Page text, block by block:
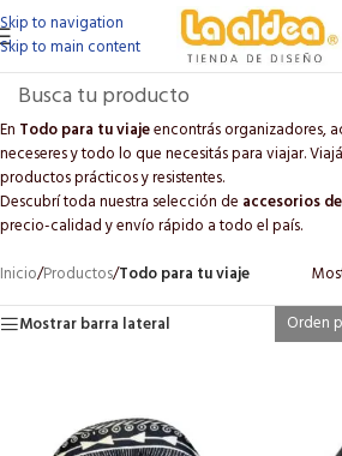
Skip to navigation
Skip to main content
En Todo para tu viajeencontrás organizadores,
neceseres y todo lo que necesitás para viajar.
productos prácticos y resistentes.
Descubrí toda nuestra selección de accesorios
precio-calidad y envío rápido a todo el país.
Inicio/Productos/Todo para tu viaje
Mostrar barra lateral